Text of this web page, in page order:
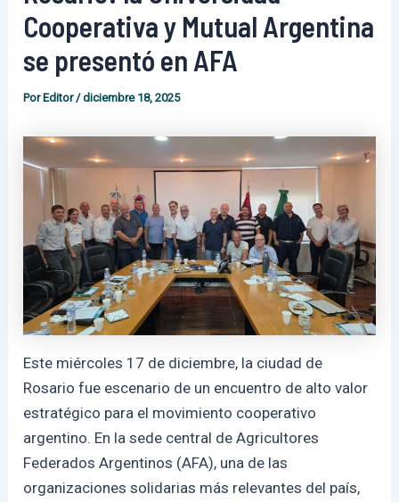
Cooperativa y Mutual Argentina
se presentó en AFA
Por Editor/diciembre 18, 2025
Este miércoles 17 de diciembre, la ciudad de
Rosario fue escenario de un encuentro de alto valor
estratégico para el movimiento cooperativo
argentino. En la sede central de Agricultores
Federados Argentinos (AFA), una de las
organizaciones solidarias más relevantes del país,